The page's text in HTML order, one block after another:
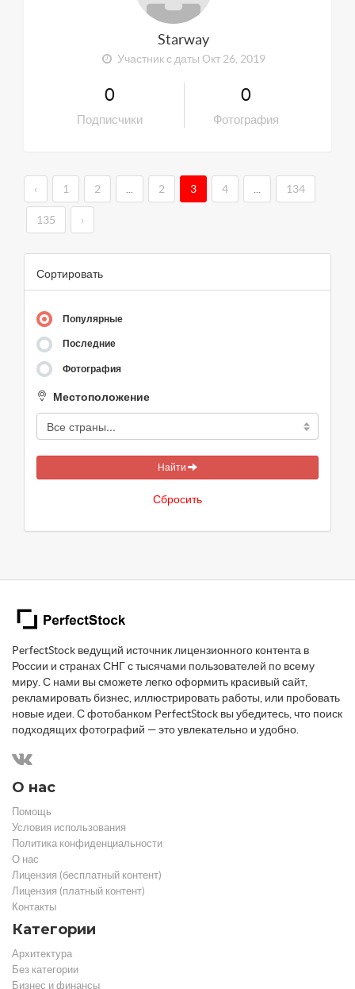
Starway
Участник с даты Окт 26, 2019
0
Подписчики
0
Фотография
‹ 1 2 2 3 4 134
135 ›
Сортировать
Популярные
Последние
Фотография
Местоположение
Найти
Сбросить
PerfectStock ведущий источник лицензионного контента в
России и странах СНГ с тысячами пользователей по всему
миру. С нами вы сможете легко оформить красивый сайт,
рекламировать бизнес, иллюстрировать работы, или пробовать
новые идеи. С фотобанком PerfectStock вы убедитесь, что поиск
подходящих фотографий — это увлекательно и удобно.
О нас
Помощь
Условия использования
Политика конфиденциальности
О нас
Лицензия (бесплатный контент)
Лицензия (платный контент)
Контакты
Категории
Архитектура
Без категории
Бизнес и финансы